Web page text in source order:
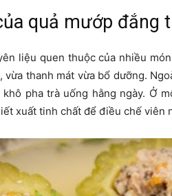
quả mướp đắng
liệu quen thuộc của nhiều
thanh mát vừa bổ dưỡng.
pha trà uống hằng ngày. Ở
xuất tinh chất để điều chế viên